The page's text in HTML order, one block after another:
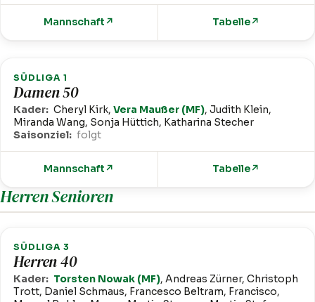
Mannschaft ↗ Tabelle↗
SÜDLIGA 1
Damen 50
Kader: Cheryl Kirk,Vera Maußer (MF), Judith Klein,
Miranda Wang, Sonja Hüttich, Katharina Stecher
Saisonziel: folgt
Mannschaft ↗ Tabelle↗
Herren Senioren
SÜDLIGA 3
Herren 40
Kader: Torsten Nowak (MF), Andreas Zürner, Christoph
Trott, Daniel Schmaus, Francesco Beltram, Francisco,